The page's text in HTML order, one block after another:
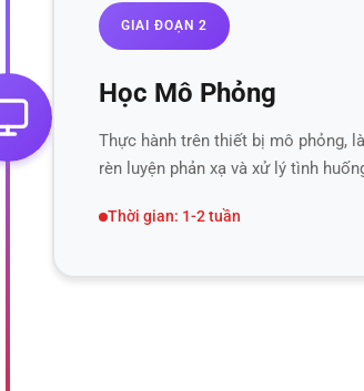
GIAI ĐOẠN 2
Học Mô Phỏng
Thực hành trên thiết bị mô phỏng,
rèn luyện phản xạ và xử lý tình
Thời gian: 1-2 tuần